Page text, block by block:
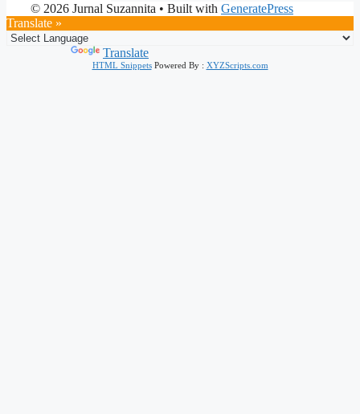
© 2026 Jurnal Suzannita • Built with GeneratePress
Translate »
Translate
HTML SnippetsPowered By : XYZScripts.com